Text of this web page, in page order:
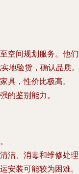
空间规划服务。他
地验货，确认品质。
具，性价比极高。
的鉴别能力。
洁、消毒和维修处理
安装可能较为困难。